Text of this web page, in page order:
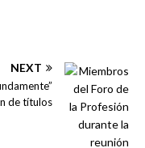
NEXT
de títulos